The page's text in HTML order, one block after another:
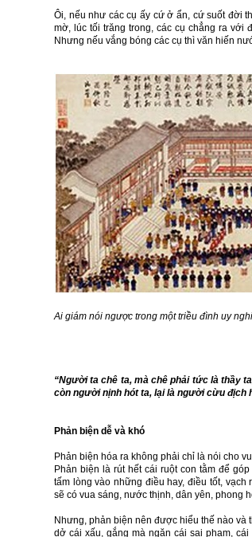
Ôi, nếu như các cụ ấy cứ ở ẩn, cứ suốt đời
mờ, lúc tối trăng trong, các cụ chẳng ra với
Nhưng nếu vắng bóng các cụ thì văn hiến
Ai giám nói ngược trong một triều đình uy
“Người ta chê ta, mà chê phải tức là thầy
còn người nịnh hót ta, lại là người cừu địch
Phản biện dễ và khó
Phản biện hóa ra không phải chỉ là nói cho
Phản biện là rút hết cái ruột con tằm để
tấm lòng vào những điều hay, điều tốt,
sẽ có vua sáng, nước thịnh, dân yên, phong
Nhưng, phản biện nên được hiểu thế nào và
dở cái xấu, gắng mà ngăn cái sai phạm,